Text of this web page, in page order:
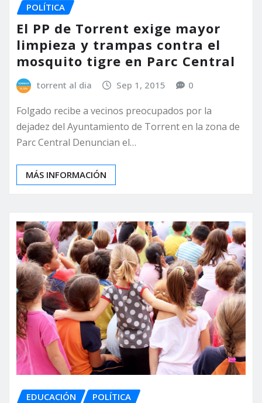
POLÍTICA
El PP de Torrent exige mayor
limpieza y trampas contra el
mosquito tigre en Parc Central
torrent al dia Sep 1, 2015 0
Folgado recibe a vecinos preocupados por la
dejadez del Ayuntamiento de Torrent en la zona de
Parc Central Denuncian el…
MÁS INFORMACIÓN
EDUCACIÓN POLÍTICA